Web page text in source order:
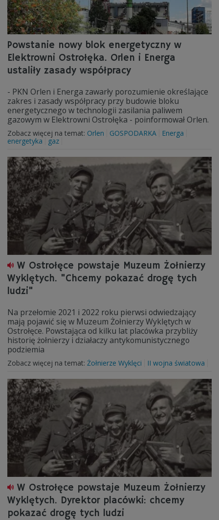
Powstanie nowy blok energetyczny w
Elektrowni Ostrołęka. Orlen i Energa
ustaliły zasady współpracy
- PKN Orlen i Energa zawarły porozumienie określające
zakres i zasady współpracy przy budowie bloku
energetycznego w technologii zasilania paliwem
gazowym w Elektrowni Ostrołęka - poinformował Orlen.
Zobacz więcej na temat: Orlen GOSPODARKA
Energa
energetyka
gaz
W Ostrołęce powstaje Muzeum Żołnierzy
Wyklętych. "Chcemy pokazać drogę tych
ludzi"
Na przełomie 2021 i 2022 roku pierwsi odwiedzający
mają pojawić się w Muzeum Żołnierzy Wyklętych w
Ostrołęce. Powstająca od kilku lat placówka przybliży
historię żołnierzy i działaczy antykomunistycznego
podziemia
Zobacz więcej na temat: Żołnierze Wyklęci II wojna światowa
W Ostrołęce powstaje Muzeum Żołnierzy
Wyklętych. Dyrektor placówki: chcemy
pokazać drogę tych ludzi